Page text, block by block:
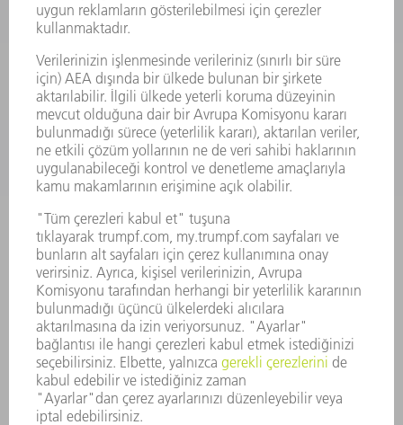
YAZILIM
SERVISLER
UYGULAMALAR
SEKTÖRLER
ŞIRKET
KARIYER
SUNULAN POZISYONLAR
ŞIRKET PROFILI
YÖNETIM
FAALIYET RAPORU
ŞIRKET PRENSIPLERI
MEVZUATLARA UYUM
BILDIRIM SISTEMI
GÜVENLIK
BASIN BÜLTENLERI
DERGILER
SÜRDÜRÜLEBILIRLIK
ÇEVRE VE IKLIM
SOSYAL VE TOPLUMSAL KONULAR
ŞIRKET YÖNETIMI